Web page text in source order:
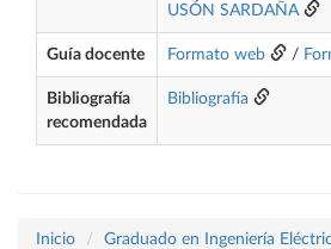
USÓN SARDAÑA
Guía docente Formato web /
Bibliografía
recomendada
Bibliografía
Inicio
Graduado en Ingeniería